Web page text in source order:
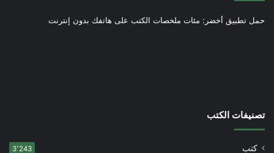
حمل تطبيق أخضر: مئات ملخصات الكتب على هاتفك بدون إنترنت
تصنيفات الكتب
كتب 3٬243